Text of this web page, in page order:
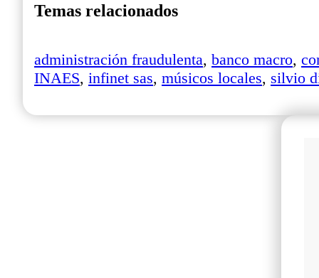
Temas relacionados
administración fraudulenta, banco macro,
INAES, infinet sas, músicos locales, silvio